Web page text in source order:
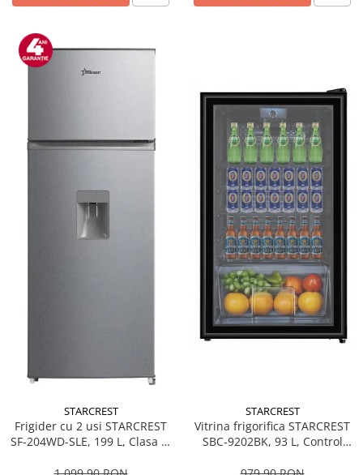
STARCREST
Frigider cu 2 usi STARCREST
SF-204WD-SLE, 199 L, Clasa E,
STARCREST
Vitrina frigorifica STARCREST
SBC-9202BK, 93 L, Control